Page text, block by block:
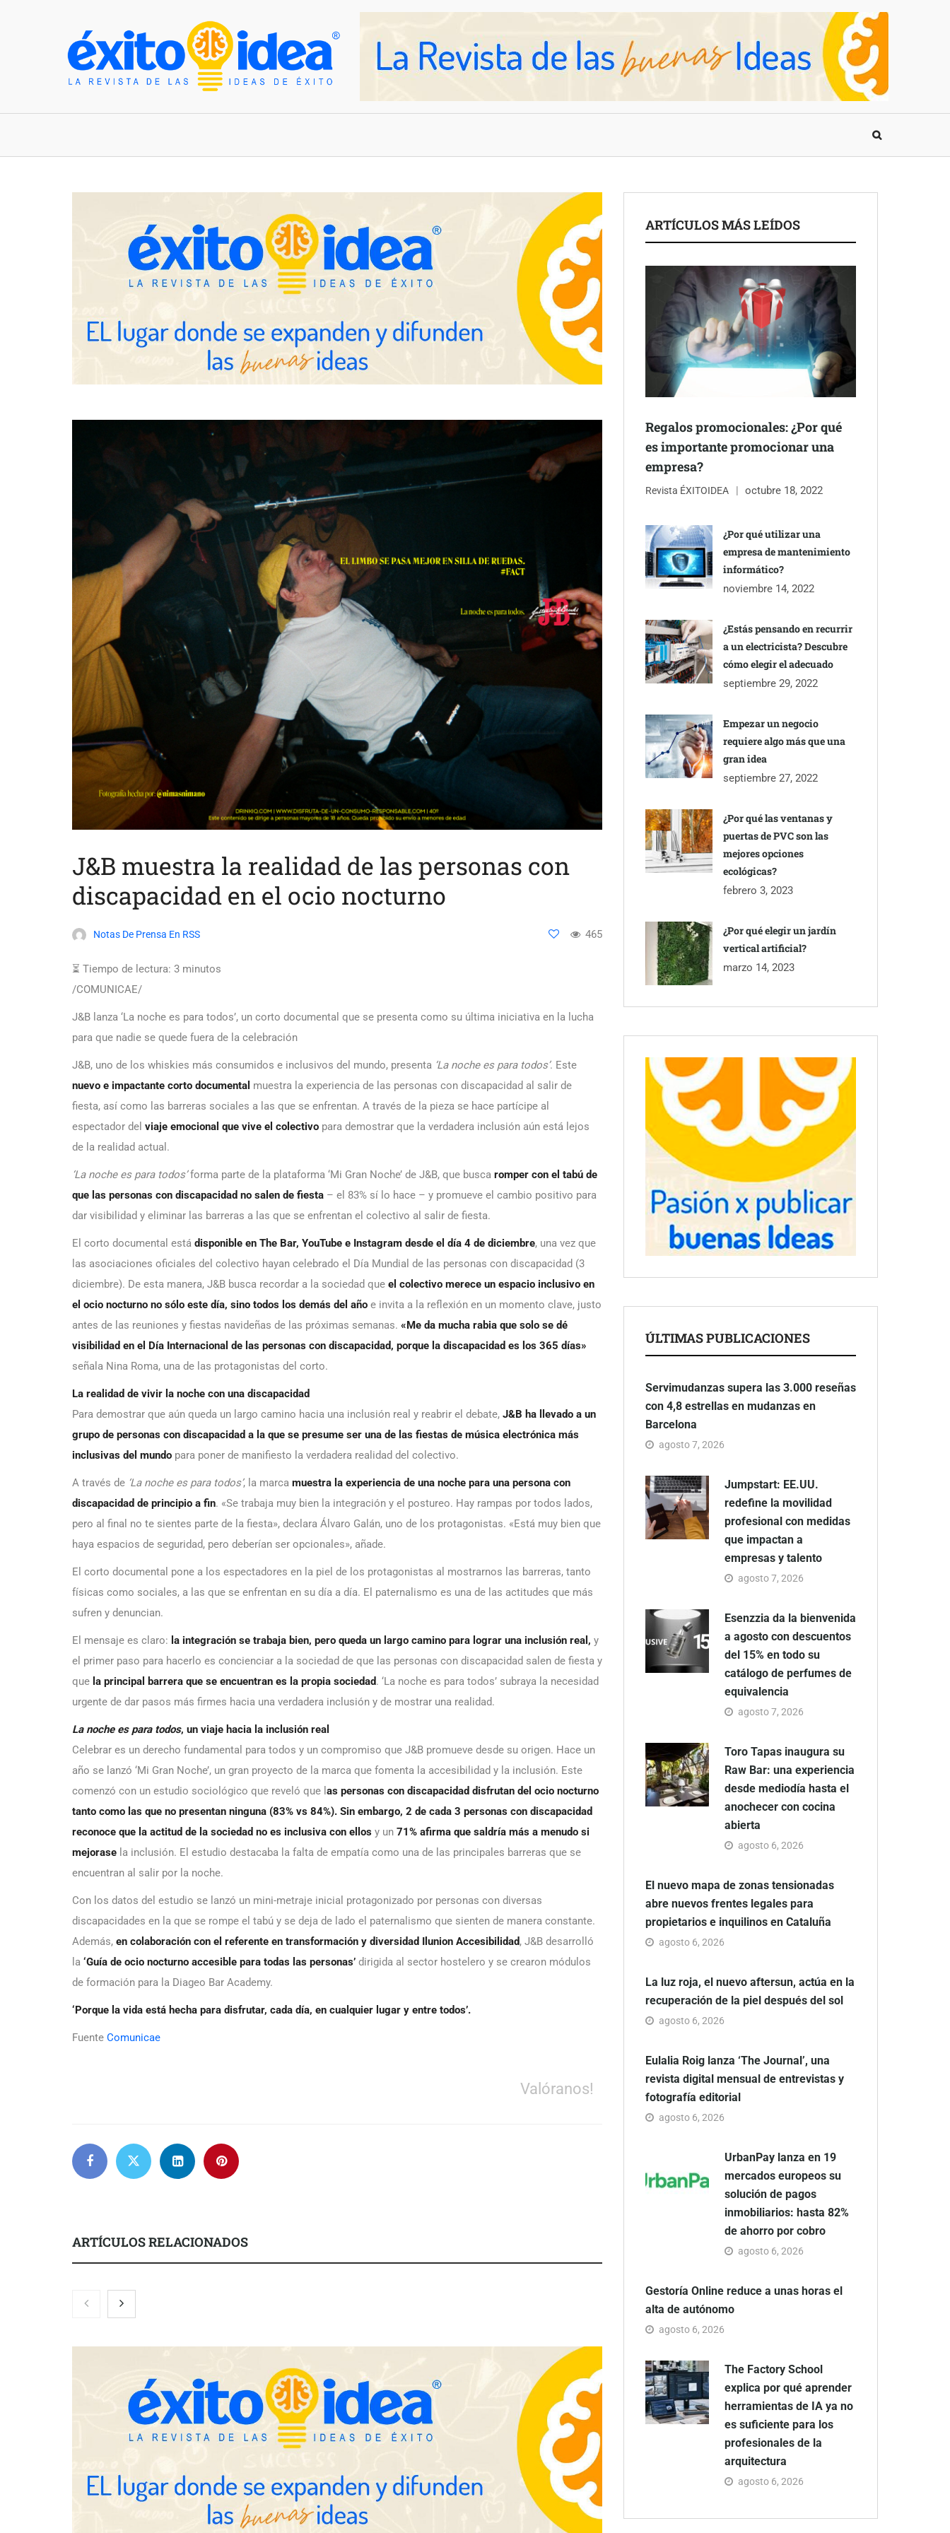
J&B muestra la realidad de las personas con
discapacidad en el ocio nocturno
Notas De Prensa En RSS 465
⏳ Tiempo de lectura: 3 minutos
/COMUNICAE/
J&B lanza ‘La noche es para todos’, un corto documental que se presenta como su última iniciativa en la lucha
para que nadie se quede fuera de la celebración
J&B, uno de los whiskies más consumidos e inclusivos del mundo, presenta ‘La noche es para todos’. Este
nuevo e impactante corto documental muestra la experiencia de las personas con discapacidad al salir de
fiesta, así como las barreras sociales a las que se enfrentan. A través de la pieza se hace partícipe al
espectador del viaje emocional que vive el colectivo para demostrar que la verdadera inclusión aún está lejos
de la realidad actual.
‘La noche es para todos’forma parte de la plataforma ‘Mi Gran Noche’ de J&B, que busca romper con el tabú de
que las personas con discapacidad no salen de fiesta – el 83% sí lo hace – y promueve el cambio positivo para
dar visibilidad y eliminar las barreras a las que se enfrentan el colectivo al salir de fiesta.
El corto documental está disponible en The Bar, YouTube e Instagram desde el día 4 de diciembre, una vez que
las asociaciones oficiales del colectivo hayan celebrado el Día Mundial de las personas con discapacidad (3
diciembre). De esta manera, J&B busca recordar a la sociedad que el colectivo merece un espacio inclusivo en
el ocio nocturno no sólo este día, sino todos los demás del año e invita a la reflexión en un momento clave, justo
antes de las reuniones y fiestas navideñas de las próximas semanas. «Me da mucha rabia que solo se dé
visibilidad en el Día Internacional de las personas con discapacidad, porque la discapacidad es los 365 días»
señala Nina Roma, una de las protagonistas del corto.
La realidad de vivir la noche con una discapacidad
Para demostrar que aún queda un largo camino hacia una inclusión real y reabrir el debate, J&B ha llevado a un
grupo de personas con discapacidad a la que se presume ser una de las fiestas de música electrónica más
inclusivas del mundo para poner de manifiesto la verdadera realidad del colectivo.
A través de ‘La noche es para todos’, la marca muestra la experiencia de una noche para una persona con
discapacidad de principio a fin. «Se trabaja muy bien la integración y el postureo. Hay rampas por todos lados,
pero al final no te sientes parte de la fiesta», declara Álvaro Galán, uno de los protagonistas. «Está muy bien que
haya espacios de seguridad, pero deberían ser opcionales», añade.
El corto documental pone a los espectadores en la piel de los protagonistas al mostrarnos las barreras, tanto
físicas como sociales, a las que se enfrentan en su día a día. El paternalismo es una de las actitudes que más
sufren y denuncian.
El mensaje es claro: la integración se trabaja bien, pero queda un largo camino para lograr una inclusión real, y
el primer paso para hacerlo es concienciar a la sociedad de que las personas con discapacidad salen de fiesta y
que la principal barrera que se encuentran es la propia sociedad. ‘La noche es para todos’ subraya la necesidad
urgente de dar pasos más firmes hacia una verdadera inclusión y de mostrar una realidad.
La noche es para todos, un viaje hacia la inclusión real
Celebrar es un derecho fundamental para todos y un compromiso que J&B promueve desde su origen. Hace un
año se lanzó ‘Mi Gran Noche’, un gran proyecto de la marca que fomenta la accesibilidad y la inclusión. Este
comenzó con un estudio sociológico que reveló que l as personas con discapacidad disfrutan del ocio nocturno
tanto como las que no presentan ninguna (83% vs 84%). Sin embargo, 2 de cada 3 personas con discapacidad
reconoce que la actitud de la sociedad no es inclusiva con ellos y un 71% afirma que saldría más a menudo si
mejorase la inclusión. El estudio destacaba la falta de empatía como una de las principales barreras que se
encuentran al salir por la noche.
Con los datos del estudio se lanzó un mini-metraje inicial protagonizado por personas con diversas
discapacidades en la que se rompe el tabú y se deja de lado el paternalismo que sienten de manera constante.
Además, en colaboración con el referente en transformación y diversidad Ilunion Accesibilidad, J&B desarrolló
la ‘Guía de ocio nocturno accesible para todas las personas’ dirigida al sector hostelero y se crearon módulos
de formación para la Diageo Bar Academy.
‘Porque la vida está hecha para disfrutar, cada día, en cualquier lugar y entre todos’.
Fuente Comunicae
Valóranos!
ARTÍCULOS RELACIONADOS
Servimudanzas supera las 3.000
reseñas con 4,8 estrellas en
Jumpstart: EE.UU. redefine la
movilidad profesional con
medidas que impactan a empresas
Esenzzia da la bienvenida a agosto
con descuentos del 15% en todo su
catálogo de perfumes de
El nuevo mapa de zonas
tensionadas abre nuevos frentes
La luz roja, el nuevo aftersun,
actúa en la recuperación de la piel
ARTÍCULOS MÁS LEÍDOS
Regalos promocionales: ¿Por qué
es importante promocionar una
empresa?
Revista ÉXITOIDEA octubre 18, 2022
¿Por qué utilizar una
empresa de mantenimiento
informático?
noviembre 14, 2022
¿Estás pensando en recurrir
a un electricista? Descubre
cómo elegir el adecuado
septiembre 29, 2022
Empezar un negocio
requiere algo más que una
gran idea
septiembre 27, 2022
¿Por qué las ventanas y
puertas de PVC son las
mejores opciones
ecológicas?
febrero 3, 2023
¿Por qué elegir un jardín
vertical artificial?
marzo 14, 2023
ÚLTIMAS PUBLICACIONES
Servimudanzas supera las 3.000 reseñas
con 4,8 estrellas en mudanzas en
Barcelona
agosto 7, 2026
Jumpstart: EE.UU.
redefine la movilidad
profesional con medidas
que impactan a
empresas y talento
agosto 7, 2026
Esenzzia da la bienvenida
a agosto con descuentos
del 15% en todo su
catálogo de perfumes de
equivalencia
agosto 7, 2026
Toro Tapas inaugura su
Raw Bar: una experiencia
desde mediodía hasta el
anochecer con cocina
abierta
agosto 6, 2026
El nuevo mapa de zonas tensionadas
abre nuevos frentes legales para
propietarios e inquilinos en Cataluña
agosto 6, 2026
La luz roja, el nuevo aftersun, actúa en la
recuperación de la piel después del sol
agosto 6, 2026
Eulalia Roig lanza ‘The Journal’, una
revista digital mensual de entrevistas y
fotografía editorial
agosto 6, 2026
UrbanPay lanza en 19
mercados europeos su
solución de pagos
inmobiliarios: hasta 82%
de ahorro por cobro
agosto 6, 2026
Gestoría Online reduce a unas horas el
alta de autónomo
agosto 6, 2026
The Factory School
explica por qué aprender
herramientas de IA ya no
es suficiente para los
profesionales de la
arquitectura
agosto 6, 2026